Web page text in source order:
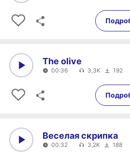
00:34
00:36
The olive
00:36 3,3K 192
Веселая скрипка
00:32 3,2K 188